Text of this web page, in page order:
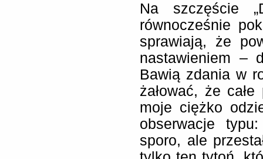
Na szczęście
równocześnie
sprawiają, że
nastawieniem –
Bawią zdania w
żałować, że
moje ciężko
obserwacje
sporo, ale